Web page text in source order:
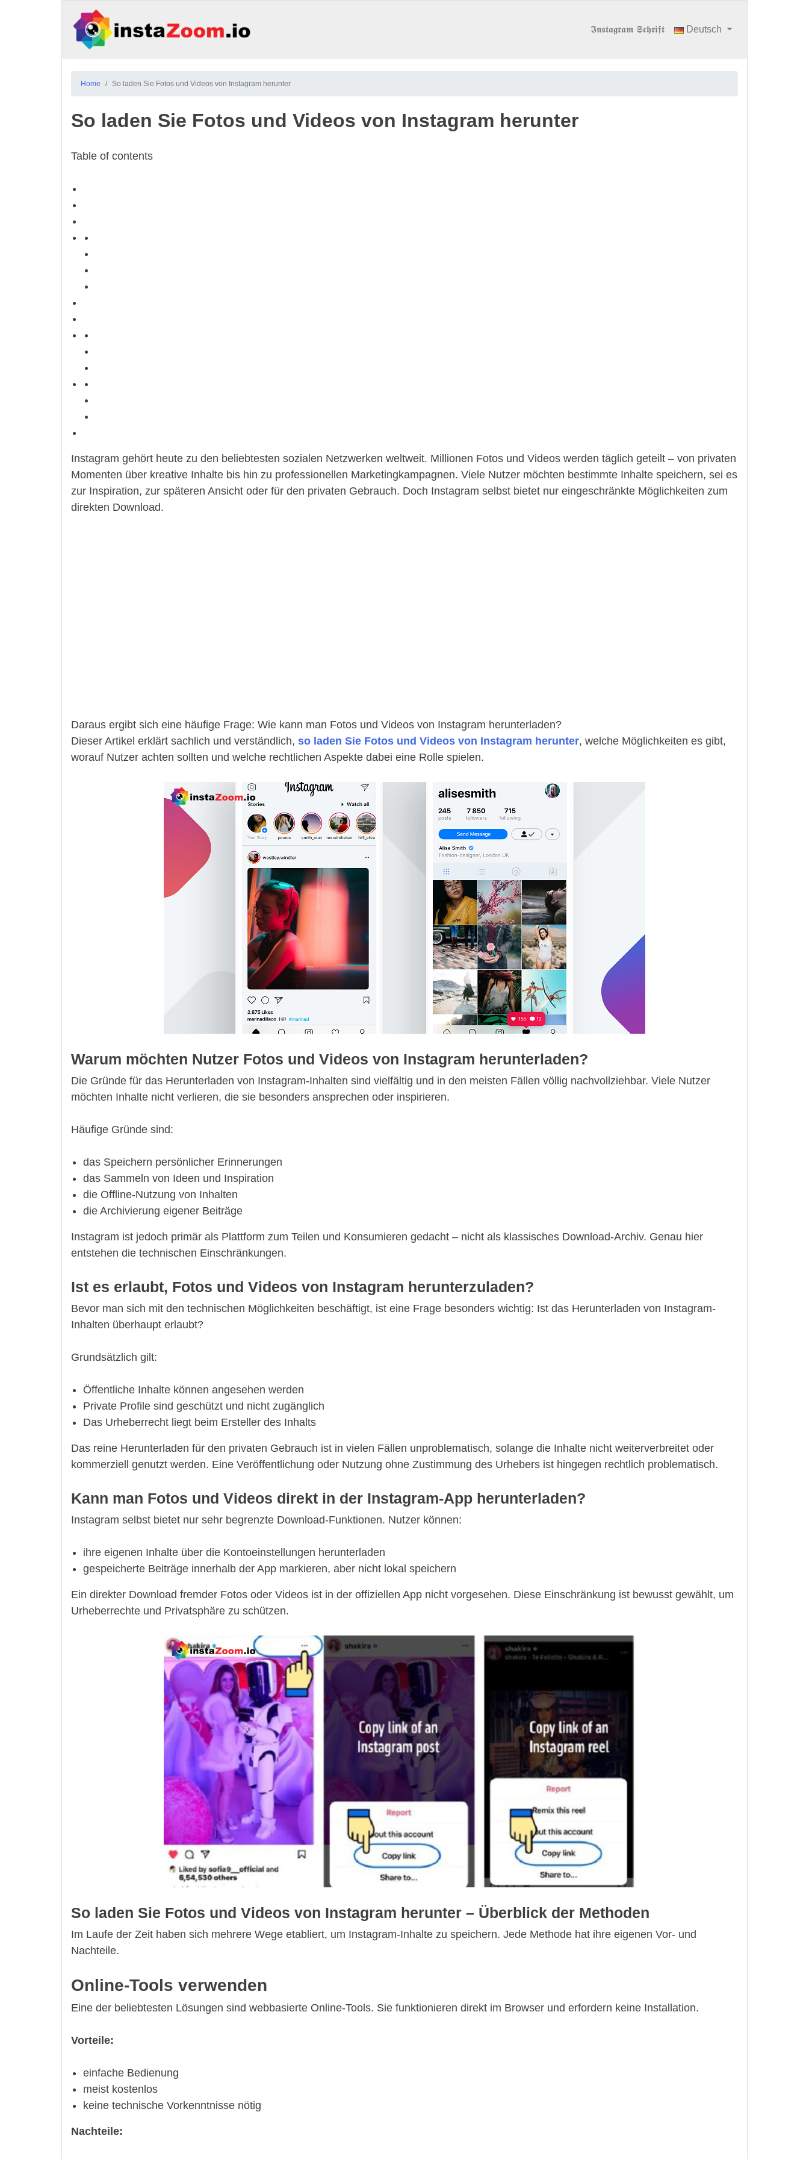
𝕴𝖓𝖘𝖙𝖆𝖌𝖗𝖆𝖒 𝕾𝖈𝖍𝖗𝖎𝖋𝖙 Deutsch
Home So laden Sie Fotos und Videos von Instagram herunter
So laden Sie Fotos und Videos von Instagram herunter
Table of contents
Instagram gehört heute zu den beliebtesten sozialen Netzwerken weltweit. Millionen Fotos und Videos werden täglich geteilt – von privaten
Momenten über kreative Inhalte bis hin zu professionellen Marketingkampagnen. Viele Nutzer möchten bestimmte Inhalte speichern, sei es
zur Inspiration, zur späteren Ansicht oder für den privaten Gebrauch. Doch Instagram selbst bietet nur eingeschränkte Möglichkeiten zum
direkten Download.
Daraus ergibt sich eine häufige Frage: Wie kann man Fotos und Videos von Instagram herunterladen?
Dieser Artikel erklärt sachlich und verständlich, so laden Sie Fotos und Videos von Instagram herunter, welche Möglichkeiten es gibt,
worauf Nutzer achten sollten und welche rechtlichen Aspekte dabei eine Rolle spielen.
Warum möchten Nutzer Fotos und Videos von Instagram herunterladen?
Die Gründe für das Herunterladen von Instagram-Inhalten sind vielfältig und in den meisten Fällen völlig nachvollziehbar. Viele Nutzer
möchten Inhalte nicht verlieren, die sie besonders ansprechen oder inspirieren.
Häufige Gründe sind:
das Speichern persönlicher Erinnerungen
das Sammeln von Ideen und Inspiration
die Offline-Nutzung von Inhalten
die Archivierung eigener Beiträge
Instagram ist jedoch primär als Plattform zum Teilen und Konsumieren gedacht – nicht als klassisches Download-Archiv. Genau hier
entstehen die technischen Einschränkungen.
Ist es erlaubt, Fotos und Videos von Instagram herunterzuladen?
Bevor man sich mit den technischen Möglichkeiten beschäftigt, ist eine Frage besonders wichtig: Ist das Herunterladen von Instagram-
Inhalten überhaupt erlaubt?
Grundsätzlich gilt:
Öffentliche Inhalte können angesehen werden
Private Profile sind geschützt und nicht zugänglich
Das Urheberrecht liegt beim Ersteller des Inhalts
Das reine Herunterladen für den privaten Gebrauch ist in vielen Fällen unproblematisch, solange die Inhalte nicht weiterverbreitet oder
kommerziell genutzt werden. Eine Veröffentlichung oder Nutzung ohne Zustimmung des Urhebers ist hingegen rechtlich problematisch.
Kann man Fotos und Videos direkt in der Instagram-App herunterladen?
Instagram selbst bietet nur sehr begrenzte Download-Funktionen. Nutzer können:
ihre eigenen Inhalte über die Kontoeinstellungen herunterladen
gespeicherte Beiträge innerhalb der App markieren, aber nicht lokal speichern
Ein direkter Download fremder Fotos oder Videos ist in der offiziellen App nicht vorgesehen. Diese Einschränkung ist bewusst gewählt, um
Urheberrechte und Privatsphäre zu schützen.
So laden Sie Fotos und Videos von Instagram herunter – Überblick der Methoden
Im Laufe der Zeit haben sich mehrere Wege etabliert, um Instagram-Inhalte zu speichern. Jede Methode hat ihre eigenen Vor- und
Nachteile.
Online-Tools verwenden
Eine der beliebtesten Lösungen sind webbasierte Online-Tools. Sie funktionieren direkt im Browser und erfordern keine Installation.
Vorteile:
einfache Bedienung
meist kostenlos
keine technische Vorkenntnisse nötig
Nachteile: